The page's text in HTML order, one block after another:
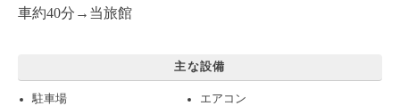
車約40分→当旅館
主な設備
駐車場
エアコン